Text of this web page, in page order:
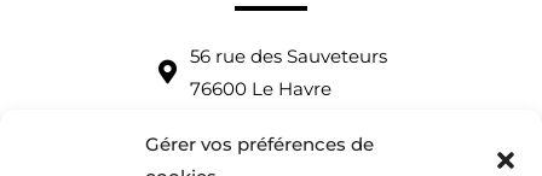
Gérer vos préférences de
56 rue des Sauveteurs
76600 Le Havre
Tel : +33 (0)7 83 39 52 63